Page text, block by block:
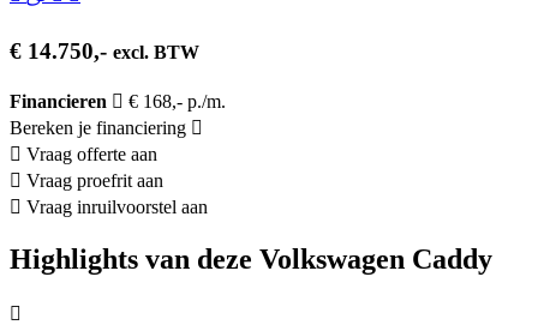
€ 14.750,- excl. BTW
Financieren
€ 168,- p./m.
Bereken je financiering
Vraag offerte aan
Vraag proefrit aan
Vraag inruilvoorstel aan
Highlights van deze Volkswagen Caddy